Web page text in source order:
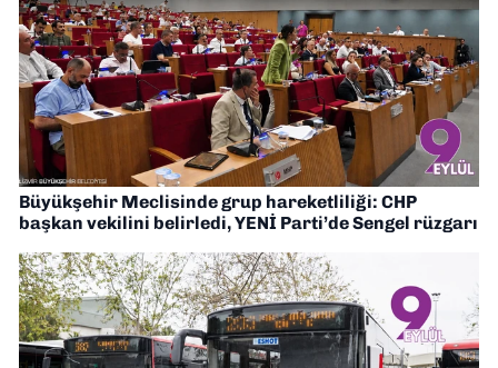
Büyükşehir Meclisinde grup hareketliliği: CHP
başkan vekilini belirledi, YENİ Parti’de Sengel rüzgarı